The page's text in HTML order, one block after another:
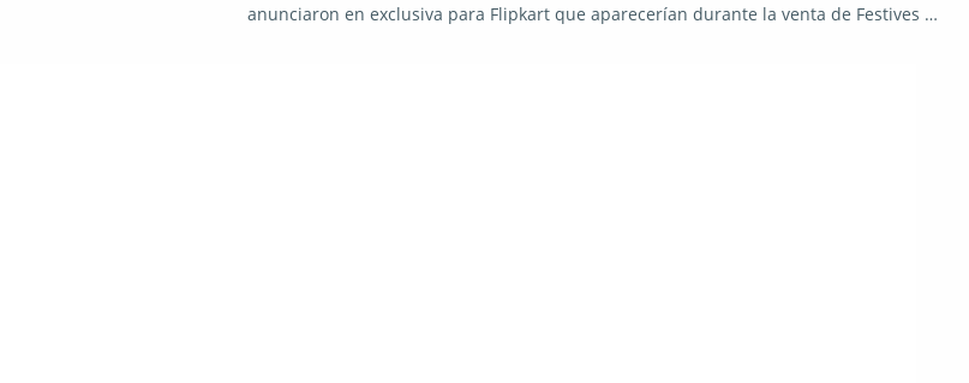
anunciaron en exclusiva para Flipkart que aparecerían durante la venta de Festives …